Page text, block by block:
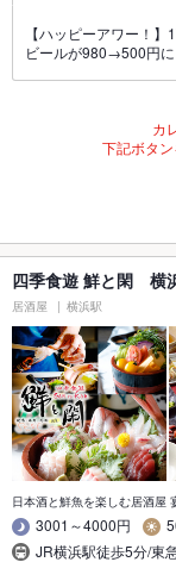
【ハッピーアワー！
ビールが980→500円に
カ
下記ボタ
四季食遊 鮮と閑 横
居酒屋 横浜駅
日本酒と鮮魚を楽しむ居酒屋
3001～4000円
JR横浜駅徒歩5分/東